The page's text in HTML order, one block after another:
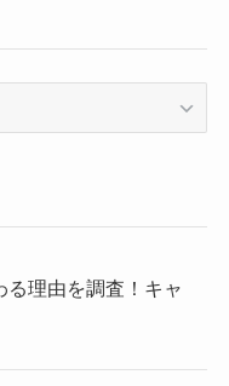
理由を調査！キャ